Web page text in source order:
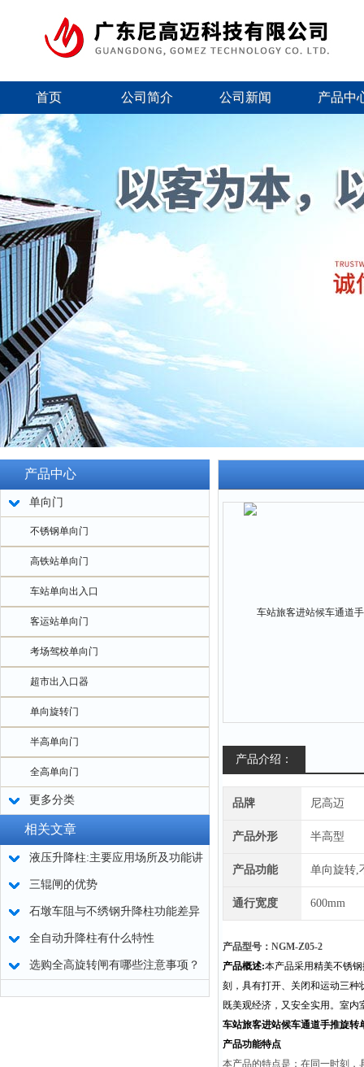
首页 公司简介 公司新闻 产品中
产品中心
单向门
不锈钢单向门
高铁站单向门
车站单向出入口
客运站单向门
考场驾校单向门
超市出入口器
单向旋转门
半高单向门
全高单向门
更多分类
相关文章
液压升降柱:主要应用场所及功能讲
解
三辊闸的优势
石墩车阻与不绣钢升降柱功能差异
全自动升降柱有什么特性
选购全高旋转闸有哪些注意事项？
产品介绍：
品牌 尼高迈
产品外形 半高型
产品功能 单向旋转,
通行宽度 600mm
产品型号：NGM-Z05-2
产品概述:本产品采用精美不锈
刻，具有打开、关闭和运动三种
既美观经济，又安全实用。室内
车站旅客进站候车通道手推旋转
产品功能特点
本产品的特点是：在同一时刻，